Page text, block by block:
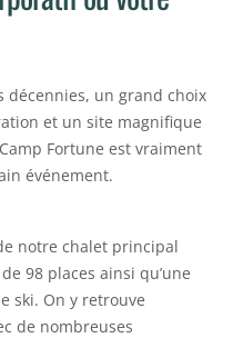
décennies, un grand choix
et un site magnifique
Fortune est vraiment
événement.
notre chalet principal
98 places ainsi qu’une
ski. On y retrouve
de nombreuses